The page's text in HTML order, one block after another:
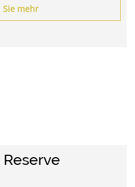
Sie mehr
Reserve